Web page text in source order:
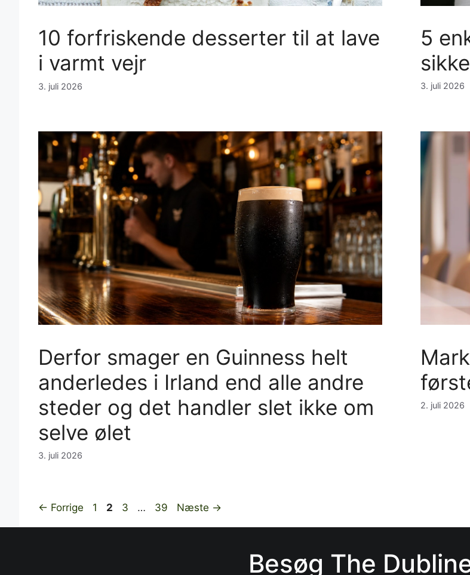
10 forfriskende desserter til at lave
i varmt vejr
3. juli 2026
5
3. juli 2026
Derfor smager en Guinness helt
anderledes i Irland end alle andre
steder og det handler slet ikke om
selve ølet
3. juli 2026
2. juli 2026
← Forrige Side
1 Side
2 Side
3 … Side
39 Næste →
Besøg The